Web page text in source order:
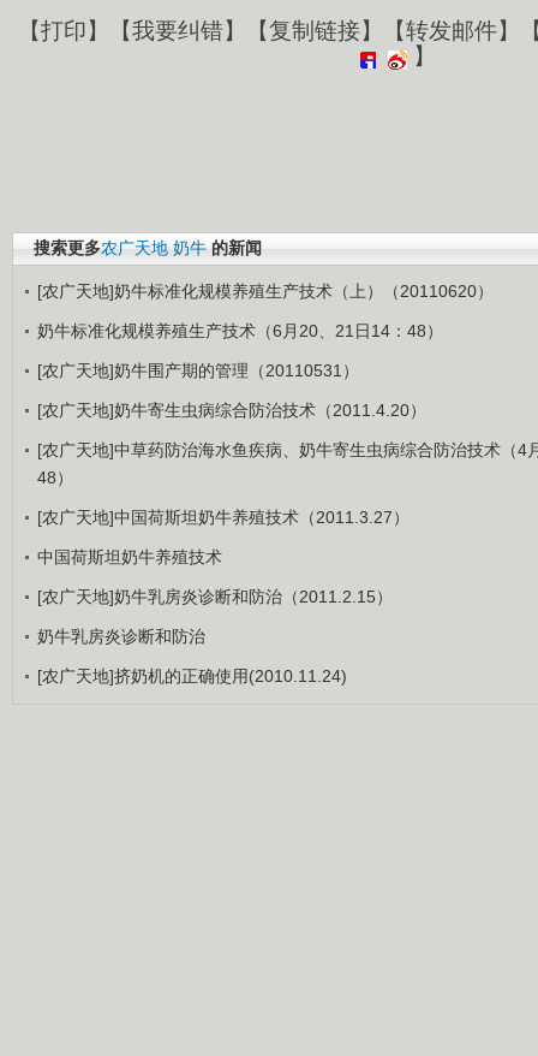
【打印】【我要纠错】【复制链接】【转发邮件】
】
搜索更多农广天地 奶牛 的新闻
[农广天地]奶牛标准化规模养殖生产技术（上）（20110620）
奶牛标准化规模养殖生产技术（6月20、21日14：48）
[农广天地]奶牛围产期的管理（20110531）
[农广天地]奶牛寄生虫病综合防治技术（2011.4.20）
[农广天地]中草药防治海水鱼疾病、奶牛寄生虫病综合防治技术（4
48）
[农广天地]中国荷斯坦奶牛养殖技术（2011.3.27）
中国荷斯坦奶牛养殖技术
[农广天地]奶牛乳房炎诊断和防治（2011.2.15）
奶牛乳房炎诊断和防治
[农广天地]挤奶机的正确使用(2010.11.24)